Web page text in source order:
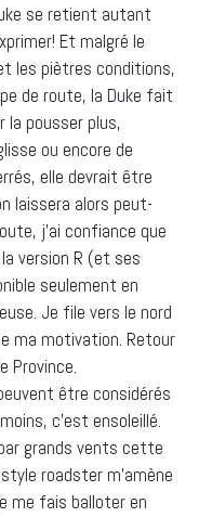
se retient autant
Et malgré le
les piètres conditions,
de route, la Duke fait
la pousser plus,
ou encore de
elle devrait être
laissera alors peut-
j’ai confiance que
version R (et ses
seulement en
Je file vers le nord
ma motivation. Retour
Province.
être considérés
c’est ensoleillé.
grands vents cette
roadster m’amène
me fais balloter en